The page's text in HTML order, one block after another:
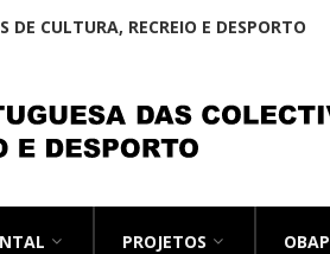
DE CULTURA, RECREIO E DESPORTO
PROJETOS OBAP